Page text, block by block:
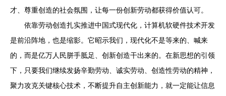
才、尊重创造的社会氛围，让每一份创新劳动都获得价值认可。
依靠劳动创造扎实推进中国式现代化，计算机软硬件技术开发
是前沿阵地，也是缩影。它昭示我们，现代化不是等来的、喊来
的，而是亿万人民胼手胝足、创新创造干出来的。在新思想的引领
下，只要我们继续发扬辛勤劳动、诚实劳动、创造性劳动的精神，
聚力攻克关键核心技术，不断提升自主创新能力，就一定能让信息